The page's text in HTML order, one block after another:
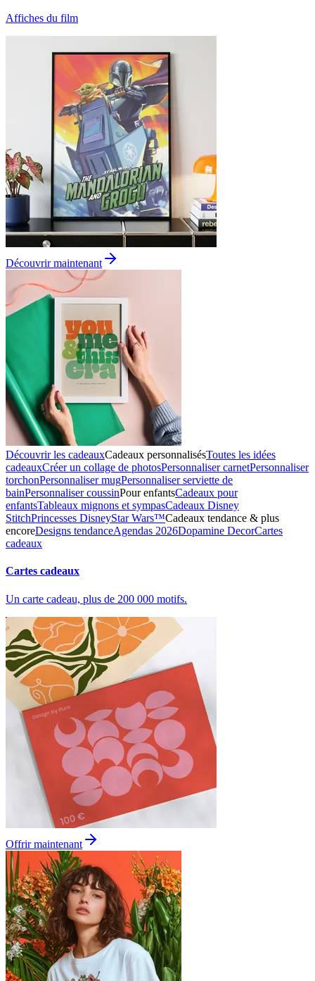
Affiches du film
Découvrir maintenant
Découvrir les cadeauxCadeaux personnalisésToutes les idées
cadeauxCréer un collage de photosPersonnaliser carnetPersonnaliser
torchonPersonnaliser mugPersonnaliser serviette de
bainPersonnaliser coussinPour enfantsCadeaux pour
enfantsTableaux mignons et sympasCadeaux Disney
StitchPrincesses DisneyStar Wars™Cadeaux tendance & plus
encoreDesigns tendanceAgendas 2026Dopamine DecorCartes
cadeaux
Cartes cadeaux
Un carte cadeau, plus de 200 000 motifs.
Offrir maintenant